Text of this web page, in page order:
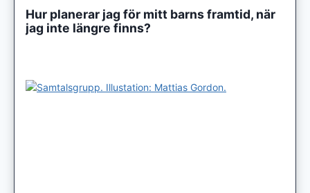
Hur planerar jag för mitt barns framtid, när
jag inte längre finns?